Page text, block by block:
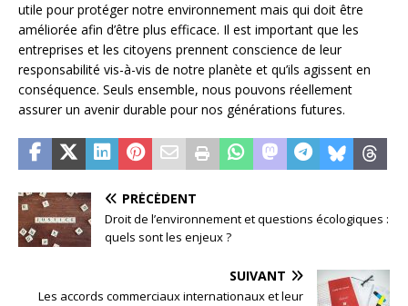
utile pour protéger notre environnement mais qui doit être
améliorée afin d’être plus efficace. Il est important que les
entreprises et les citoyens prennent conscience de leur
responsabilité vis-à-vis de notre planète et qu’ils agissent en
conséquence. Seuls ensemble, nous pouvons réellement
assurer un avenir durable pour nos générations futures.
PRÉCÉDENT
Droit de l’environnement et questions écologiques :
quels sont les enjeux ?
SUIVANT
Les accords commerciaux internationaux et leur